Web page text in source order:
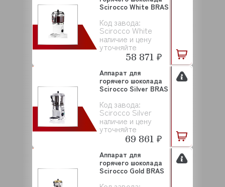
Код завода:
Scirocco White
наличие и цену
уточняйте
Scirocco White BRAS
58 871 ₽
Код завода:
Scirocco Silver
наличие и цену
уточняйте
Аппарат для
горячего шоколада
Scirocco Silver BRAS
69 861 ₽
Аппарат для
горячего шоколада
Scirocco Gold BRAS